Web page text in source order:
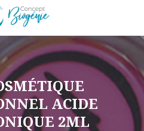
ACIDE
2ML